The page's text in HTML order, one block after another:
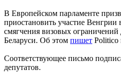
В Европейском парламенте
приостановить участие Венгрии
смягчения визовых
Беларуси. Об этом пишет Politico
Соответствующее письмо
депутатов.